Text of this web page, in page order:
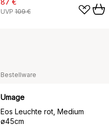
87 €
UVP 109 €
Bestellware
Umage
Eos Leuchte rot, Medium
ø45cm